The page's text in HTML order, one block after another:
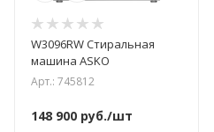
W3096RW Стиральная
машина ASKO
Арт.: 745812
148 900 руб./шт